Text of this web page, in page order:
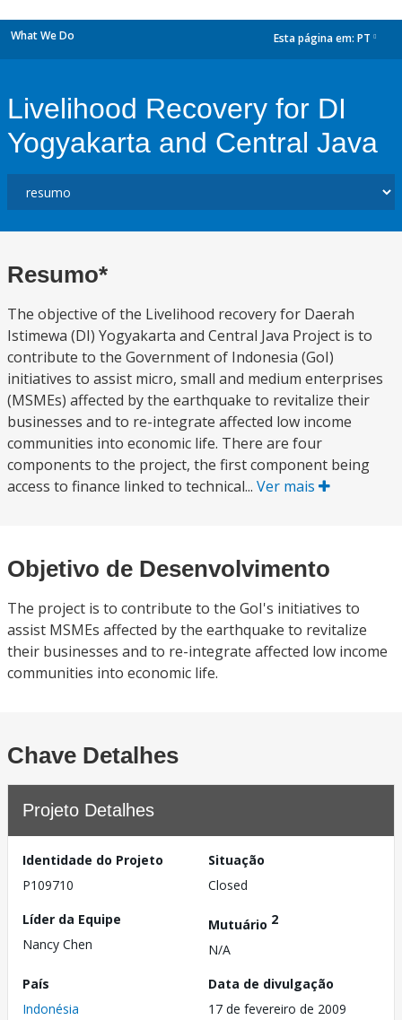
What We Do Esta página em: PT
Livelihood Recovery for DI
Yogyakarta and Central Java
Resumo*
The objective of the Livelihood recovery for Daerah
Istimewa (DI) Yogyakarta and Central Java Project is to
contribute to the Government of Indonesia (GoI)
initiatives to assist micro, small and medium enterprises
(MSMEs) affected by the earthquake to revitalize their
businesses and to re-integrate affected low income
communities into economic life. There are four
components to the project, the first component being
access to finance linked to technical... Ver mais
Objetivo de Desenvolvimento
The project is to contribute to the GoI's initiatives to
assist MSMEs affected by the earthquake to revitalize
their businesses and to re-integrate affected low income
communities into economic life.
Chave Detalhes
Projeto Detalhes
Identidade do Projeto
P109710
Situação
Closed
Líder da Equipe
Nancy Chen
Mutuário 2
N/A
País
Indonésia
Data de divulgação
17 de fevereiro de 2009